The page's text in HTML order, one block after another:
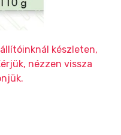
készleten,
nézzen vissza